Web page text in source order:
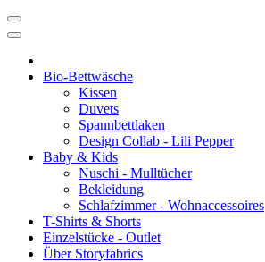
Bio-Bettwäsche
Kissen
Duvets
Spannbettlaken
Design Collab - Lili Pepper
Baby & Kids
Nuschi - Mulltücher
Bekleidung
Schlafzimmer - Wohnaccessoires
T-Shirts & Shorts
Einzelstücke - Outlet
Über Storyfabrics